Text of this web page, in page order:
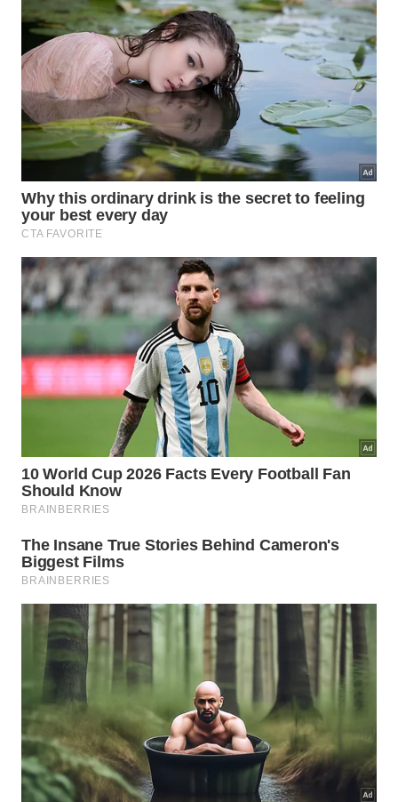
Separe copos, pratos, talheres e panelas por nível
de sujeira.
Prepare uma bacia com água e detergente.
Ensaboe primeiro os itens leves e deixe panelas
por último.
Enxágue tudo em sequência, sem abrir e fechar a
torneira o tempo todo.
A ordem começa pelos itens menos sujos, como copos,
xícaras e pratos de lanche. -Imagem gerada por IA
Qual é o impacto na economia
doméstica de água?
A economia aparece porque a torneira deixa de
usada em momentos definidos. Em casas com muita
louça diária, essa mudança reduz litros
desperdiçados e melhora a
consumo.
Além da água, o método ajuda a poupar detergente,
porque a bacia concentra a espuma e evita reaplicar
produto em cada item. A pia também fica menos
caótica, o que diminui retrabalho e acelera a
rotina
depois das refeições.
Para economizar mais, vale observar: